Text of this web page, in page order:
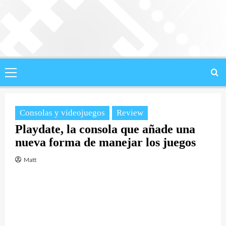
principal
Consolas y videojuegos Review
Playdate, la consola que añade una
nueva forma de manejar los juegos
Matt